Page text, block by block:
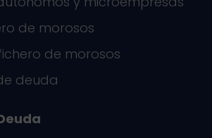
de morosos
de morosos
deuda